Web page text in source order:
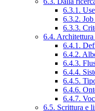
6.3.1.
6.3.2.
6.3.3.
6.4.
6.4.1.
6.4.2.
6.4.3.
6.4.4.
6.4.5.
6.4.6.
6.4.7.
6.5. Scrittura e